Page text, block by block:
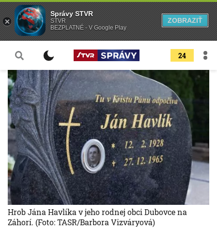
24
Hrob Jána Havlíka v jeho rodnej obci Dubovce na
Záhorí. (Foto: TASR/Barbora Vizváryová)
Správy STVR
STVR
BEZPLATNÉ - V Google Play
ZOBRAZIŤ